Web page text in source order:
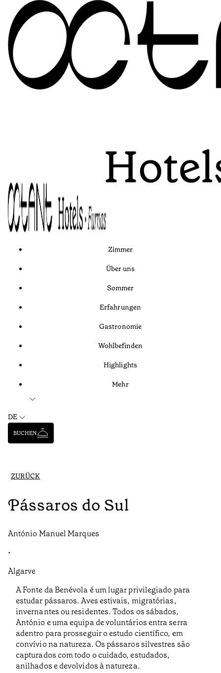
Zimmer
Über uns
Sommer
Erfahrungen
Gastronomie
Wohlbefinden
Highlights
Mehr
DE
BUCHEN
ZURÜCK
Pássaros do Sul
António Manuel Marques
•
Algarve
A Fonte da Benévola é um lugar privilegiado para
estudar pássaros. Aves estivais, migratórias,
invernantes ou residentes. Todos os sábados,
António e uma equipa de voluntários entra serra
adentro para prosseguir o estudo científico, em
convívio na natureza. Os pássaros silvestres são
capturados com todo o cuidado, estudados,
anilhados e devolvidos à natureza.